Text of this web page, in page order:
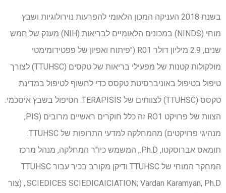
בשנת 2018 העניקה המכון הלאומי להפרעות נוירולוגיות ושבץ
מוחי (NINDS) במכונים הלאומיים לבריאות (NIH) מענק של חמש
שנים, 2.9 מיליון דולר R01 ("פיתוח ואפיון של פפטידומימטי
מולקולות קטנות של מפעילי בריאות של טקסים (TTUHSC) לצורך
טיפול בטיפול באוניברסיטת טקסס כדי לחשוף לטיפול במדינת
טקסס (TTUHSC) לצוותים של TERAPISIS. הטיפול בשבץ איסכמי.
הצוות של פרויקט RO1 זה כלל חוקרים ראשיים מרובים (PIS;
מנהיגי פרויקטים) מהמחלקה למדעי התרופות של TTUHSC:
תומאס אברוסקטו, Ph.D., המשמש כיו"ר המחלקה, מנהל מרכז
המחקר המוחי של TTUHSC ודיקן מקורב בכיר עבור TTUHSC
SCIEDICES SCIEDICAICIATION; Vardan Karamyan, Ph.D., (צור